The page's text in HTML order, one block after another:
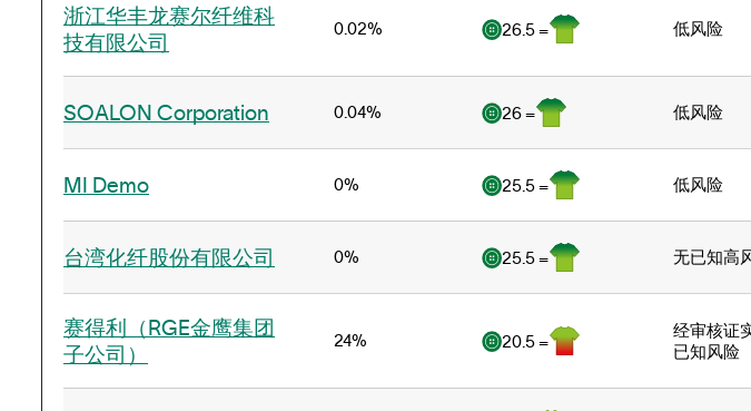
浙江华丰龙赛尔纤维科
技有限公司
0.02% 26.5 = 低风险
SOALON Corporation 0.04% 26 = 低风险
MI Demo 0% 25.5 = 低风险
台湾化纤股份有限公司 0% 25.5 = 无已知高
赛得利（RGE金鹰集团
子公司）
24% 20.5 =
经审核证
已知风险